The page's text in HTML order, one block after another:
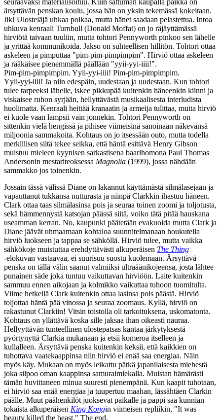
ärsyttävän penskan koulu, jossa hän on yksin tekemässä kokeitaan.
Iik! Ulosteläjä uhkaa poikaa, mutta hänet saadaan pelastettua. Intoa
uhkuva kenraali Turnbull (Donald Moffat) on jo räjäyttämässä
hirviötä taivaan tuuliin, mutta tohtori Pennyworth pinkoo sen lähelle
ja yrittää kommunikoida. Jakso on suhteellisen hillitön. Tohtori ottaa
askeleen ja pimputtaa "pim‑pim‑pimpimpim". Hirviö ottaa askeleen
ja rääkäisee pienemmällä päällään "yyii‑yyi‑iiii!".
Pim‑pim‑pimpimpim. Yyii‑yyi‑iiii! Pim‑pim‑pimpimpim.
Yyii‑yyi‑iiii! Ja niin edespäin, uudestaan ja uudestaan. Kun tohtori
tulee tarpeeksi lähelle, iskee pikkupää kuitenkin häneenkin kiinni ja
viskaisee ruhon syrjään, hellyttävästä musikaalisesta interludista
huolimatta. Kenraali heittää kranaatin ja armeija tulittaa, mutta hirviö
ei kuole vaan lampsii vain jonnekin. Tohtori Pennyworth on
sittenkin vielä hengissä ja pihisee viimeisinä sanoinaan näkevänsä
miljoonia sammakoita. Kohtaus on jo itsessään outo, mutta todella
merkillisen siitä tekee seikka, että häntä esittävä Henry Gibson
muistuu mieleen kyynisen sarkastisena baarihomona Paul Thomas
Andersonin mestariteoksessa Magnolia (1999), jossa nähdään
sammakko jos toinenkin.
Jossain tässä välissä Diane on lakannut käyttämästä silmälasejaan ja
vapauttanut tukkansa nutturasta ja niinpä Clarkkin ihastuu häneen.
Clark ottaa taas silmälasinsa pois ja seuraa toinen zoomi ja toljotusta,
sekä hämmennystä katsojan päässä siitä, voiko tätä pitää hauskana
useamman kerran. No, kaupunki päätetään evakuoida mutta Clark ja
Diane jäävät uhmaamaan kohtaloa suunnitelmanaan houkutella
hirviö luokseen ja tappaa se sähköllä. Hirviö tulee, mutta vaikka
sähkökoje muistuttaa erehdyttävästi alkuperäisen The Thing
‑elokuvan vastaavaa, ei suurisuu suostu kuolemaan. Ärsyttävä
penska on tällä välin saanut valmiiksi ultraäänikojeensa, josta lähtee
punainen säde joka tuntuu vaikuttavan hirviöön. Laite kuitenkin
sammuu ennen aikojaan ja kolmikko vaikuttaa tuhoon tuomitulta.
Viime hetkellä Clark kuitenkin ottaa lasinsa pois päästä. Hirviö
toljottaa häntä pää vinossa ja seuraa zoomaus. Kyllä, hirviö on
rakastunut Clarkiin! Vitsin toistolla oli tarkoituksena, uskomatonta.
Kohtaus on yllättävä koska sille jaksaa ihan oikeasti nauraa.
Hellyyttävän tunteellinen ulostepatsas kantaa järkytyksestä
pyörtynyttä Clarkia mukanaan ja etsii komeroa itselleen ja
kullalleen. Ärsyttävä penska kuitenkin keksii, että kaikkien on
tuhottava vaatekaappinsa niin hirviö ei enää saa energiaa. Näin
myös käy. Mukaan on myös leikattu pätkä japanilaisesta miehestä
joka silpoo oman kaappinsa samuraimiekalla. Muistan hämärästi
tämän huvittaneen minua suuresti pienempänä. Kun kaapit tuhotaan,
ei hirviö saa enää energiaa ja tuupertuu maahan, lässähtäen Clarkin
päälle. Muut päähenkilöt juoksevat paikalle ja pappi saa kunnian
tokaista alkuperäisen King Kongin viimeisen repliikin, "It was
beauty killed the beast." The end.